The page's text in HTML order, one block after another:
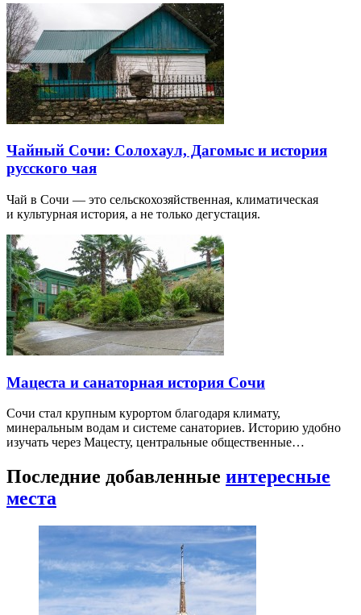
Чайный Сочи: Солохаул, Дагомыс и история
русского чая
Чай в Сочи — это сельскохозяйственная, климатическая
и культурная история, а не только дегустация.
Мацеста и санаторная история Сочи
Сочи стал крупным курортом благодаря климату,
минеральным водам и системе санаториев. Историю удобно
изучать через Мацесту, центральные общественные…
Последние добавленные интересные
места